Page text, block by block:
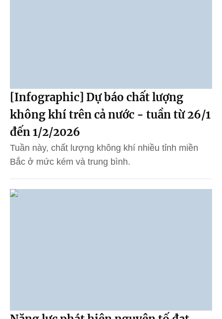
[Infographic] Dự báo chất lượng
không khí trên cả nước - tuần từ 26/1
đến 1/2/2026
Tuần này, chất lượng không khí nhiều tỉnh miền
Bắc ở mức kém và trung bình.